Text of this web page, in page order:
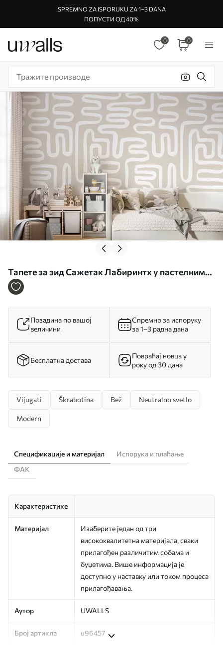
SPREMNO ZA ISPORUKU ZA 1–3 DANA
ПОПУСТИ ОД 40%
0 0
Тапете за зид Сажетак Лабиринтх у пастелним
бојама бр. u96457
Позадина по вашој
величини
Спремно за испоруку
за 1–3 радна дана
Бесплатна достава
Повраћај новца у
року од 30 дана
Vijugati Škrabotina Bež Neutralno svetlo
Modern
Спецификације и материјал
Испорука и плаћање
ФАК
Карактеристике
Материјал
Изаберите један од три
висококвалитетна материјала, сваки
прилагођен различитим собама и
буџетима. Више информација је
доступно у наставку или током процеса
прилагођавања.
Аутор UWALLS
Број артикла u96457